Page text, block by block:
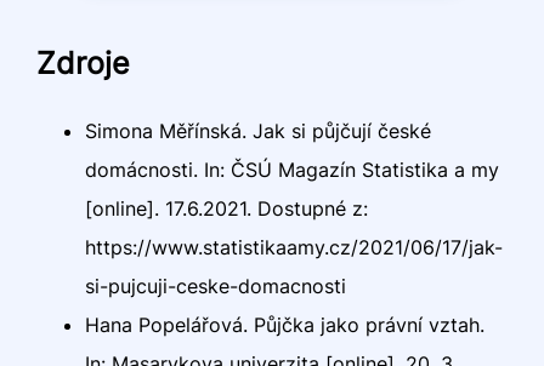
Zdroje
Simona Měřínská. Jak si půjčují české
domácnosti. In: ČSÚ Magazín Statistika a my
[online]. 17.6.2021. Dostupné z:
https://www.statistikaamy.cz/2021/06/17/jak-
si-pujcuji-ceske-domacnosti
Hana Popelářová. Půjčka jako právní vztah.